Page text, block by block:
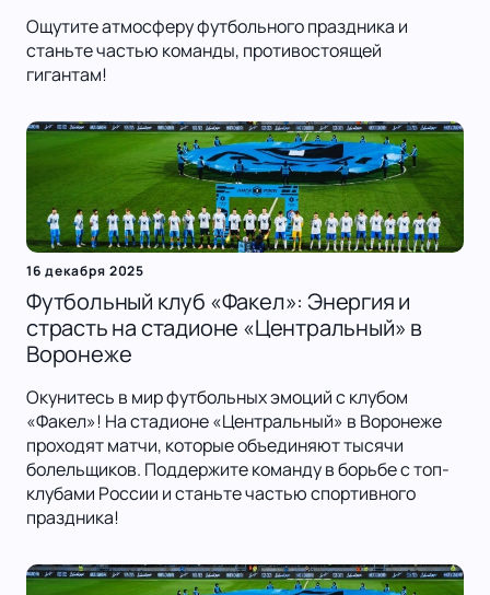
Ощутите атмосферу футбольного праздника и
станьте частью команды, противостоящей
гигантам!
16 декабря 2025
Футбольный клуб «Факел»: Энергия и
страсть на стадионе «Центральный» в
Воронеже
Окунитесь в мир футбольных эмоций с клубом
«Факел»! На стадионе «Центральный» в Воронеже
проходят матчи, которые объединяют тысячи
болельщиков. Поддержите команду в борьбе с топ-
клубами России и станьте частью спортивного
праздника!